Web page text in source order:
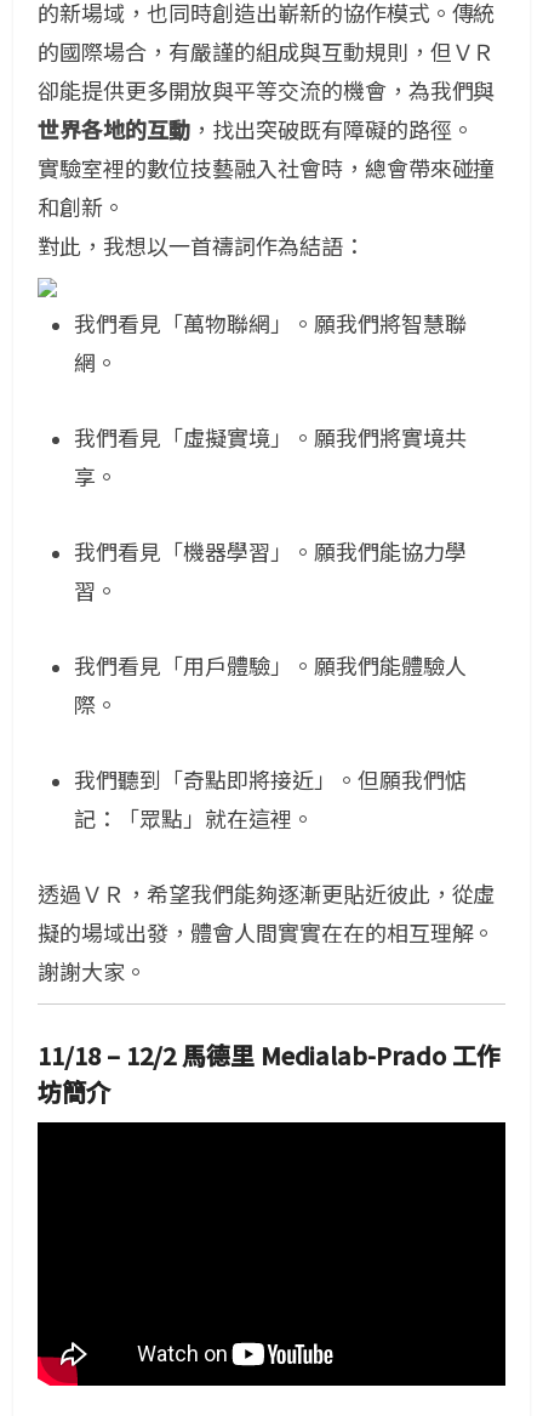
的新場域，也同時創造出嶄新的協作模式。 傳統
的國際場合，有嚴謹的組成與互動規則，但ＶＲ
卻能提供更多開放與平等交流的機會，為我們與
世界各地的互動，找出突破既有障礙的路徑。
實驗室裡的數位技藝融入社會時，總會帶來碰撞
和創新。
對此，我想以一首禱詞作為結語：
我們看見「萬物聯網」。願我們將智慧聯
網。
我們看見「虛擬實境」。願我們將實境共
享。
我們看見「機器學習」。願我們能協力學
習。
我們看見「用戶體驗」。願我們能體驗人
際。
我們聽到「奇點即將接近」。但願我們惦
記：「眾點」就在這裡。
透過ＶＲ，希望我們能夠逐漸更貼近彼此，從虛
擬的場域出發，體會人間實實在在的相互理解。
謝謝大家。
11/18 – 12/2 馬德里 Medialab-Prado 工作
坊簡介